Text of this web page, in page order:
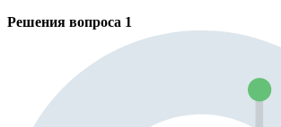
Решения вопроса 1